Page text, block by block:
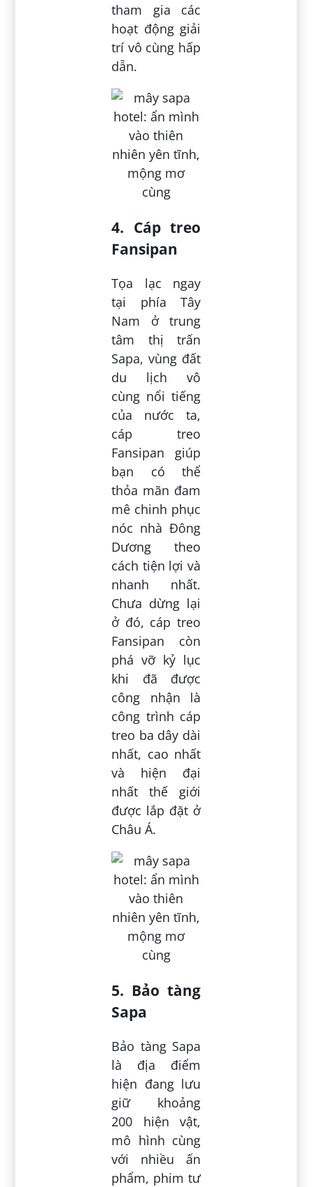
tham gia các
hoạt động giải
trí vô cùng hấp
dẫn.
4. Cáp treo
Fansipan
Tọa lạc ngay
tại phía Tây
Nam ở trung
tâm thị trấn
Sapa, vùng đất
du lịch vô
cùng nổi tiếng
của nước ta,
cáp treo
Fansipan giúp
bạn có thể
thỏa mãn đam
mê chinh phục
nóc nhà Đông
Dương theo
cách tiện lợi và
nhanh nhất.
Chưa dừng lại
ở đó, cáp treo
Fansipan còn
phá vỡ kỷ lục
khi đã được
công nhận là
công trình cáp
treo ba dây dài
nhất, cao nhất
và hiện đại
nhất thế giới
được lắp đặt ở
Châu Á.
5. Bảo tàng
Sapa
Bảo tàng Sapa
là địa điểm
hiện đang lưu
giữ khoảng
200 hiện vật,
mô hình cùng
với nhiều ấn
phẩm, phim tư